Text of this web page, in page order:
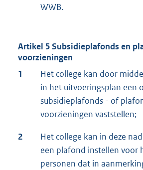
WWB.
Artikel 5 Subsidieplafonds en
voorzieningen
1
Het college kan door
in het uitvoeringsplan een
subsidieplafonds - of
voorzieningen vaststellen;
2
Het college kan in deze
een plafond instellen voor
personen dat in